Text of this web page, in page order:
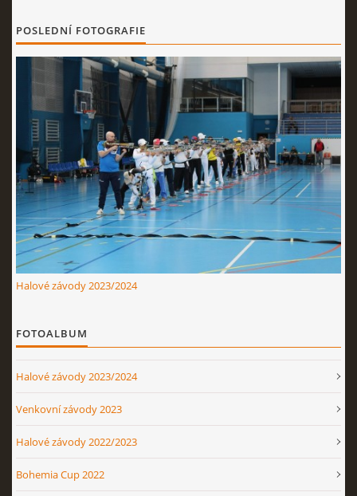
POSLEDNÍ FOTOGRAFIE
Halové závody 2023/2024
FOTOALBUM
Halové závody 2023/2024
Venkovní závody 2023
Halové závody 2022/2023
Bohemia Cup 2022